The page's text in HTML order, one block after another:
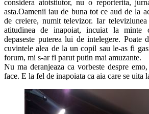
considera atotstiutor, nu o reporterita,
asta.Oamenii iau de buna tot ce aud de la
de creiere, numit televizor. Iar televiziunea
atitudinea de inapoiat, incuiat la minte
depaseste puterea lui de intelegere. Poate
cuvintele alea de la un copil sau le-as fi
forum, mi s-ar fi parut putin mai amuzante.
Nu ma deranjeaza ca vorbeste despre
face. E la fel de inapoiata ca aia care se uita